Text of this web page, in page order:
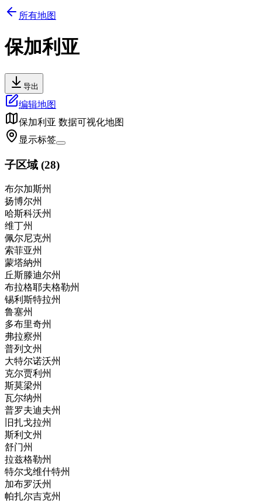
所有地图
保加利亚
导出
编辑地图
保加利亚 数据可视化地图
显示标签
子区域 (28)
布尔加斯州
扬博尔州
哈斯科沃州
维丁州
佩尔尼克州
索菲亚州
蒙塔納州
丘斯滕迪尔州
布拉格耶夫格勒州
锡利斯特拉州
鲁塞州
多布里奇州
弗拉察州
普列文州
大特尔诺沃州
克尔贾利州
斯莫梁州
瓦尔纳州
普罗夫迪夫州
旧扎戈拉州
斯利文州
舒门州
拉兹格勒州
特尔戈维什特州
加布罗沃州
帕扎尔吉克州